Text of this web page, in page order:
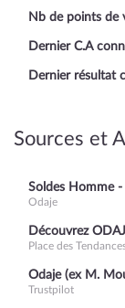
Nb de points de
Dernier C.A
Dernier résultat
Sources et
Soldes Homme
Odaje
Découvrez
Place des
Odaje (ex M.
Trustpilot